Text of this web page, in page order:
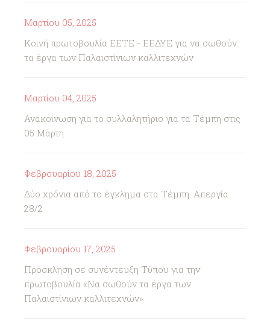
Μαρτίου 05, 2025
Κοινή πρωτοβουλία ΕΕΤΕ - ΕΕΔΥΕ για να σωθούν
τα έργα των Παλαιστίνιων καλλιτεχνών
Μαρτίου 04, 2025
Ανακοίνωση για το συλλαλητήριο για τα Τέμπη στις
05 Μάρτη
Φεβρουαρίου 18, 2025
Δύο χρόνια από το έγκλημα στα Τέμπη. Απεργία
28/2
Φεβρουαρίου 17, 2025
Πρόσκληση σε συνέντευξη Τύπου για την
πρωτοβουλία «Να σωθούν τα έργα των
Παλαιστίνιων καλλιτεχνών»